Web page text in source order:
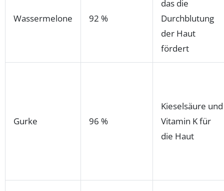
Wassermelone 92 %
das die
Durchblutung
der Haut
fördert
Gurke 96 %
Kieselsäure und
Vitamin K für
die Haut